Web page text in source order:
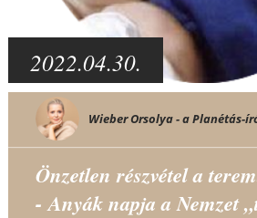
2022.04.30.
Wieber Orsolya - a Planétás-
Önzetlen részvétel a
- Anyák napja a Nemzet